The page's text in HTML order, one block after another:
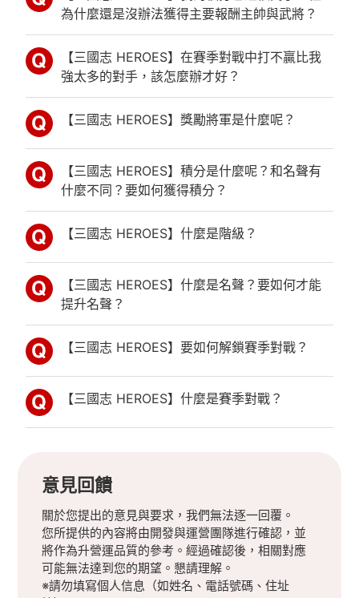
為什麼還是沒辦法獲得主要報酬主帥與武將？
【三國志 HEROES】在賽季對戰中打不贏比我
強太多的對手，該怎麼辦才好？
【三國志 HEROES】獎勵將軍是什麼呢？
【三國志 HEROES】積分是什麼呢？和名聲有
什麼不同？要如何獲得積分？
【三國志 HEROES】什麼是階級？
【三國志 HEROES】什麼是名聲？要如何才能
提升名聲？
【三國志 HEROES】要如何解鎖賽季對戰？
【三國志 HEROES】什麼是賽季對戰？
意見回饋
關於您提出的意見與要求，我們無法逐一回覆。
您所提供的內容將由開發與運營團隊進行確認，並
將作為升營運品質的參考。經過確認後，相關對應
可能無法達到您的期望。懇請理解。
※請勿填寫個人信息（如姓名、電話號碼、住址